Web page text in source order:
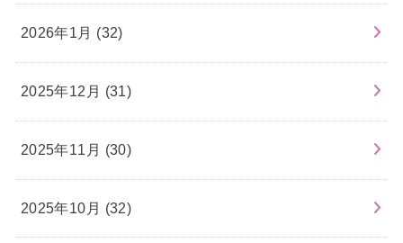
2026年1月 (32)
2025年12月 (31)
2025年11月 (30)
2025年10月 (32)